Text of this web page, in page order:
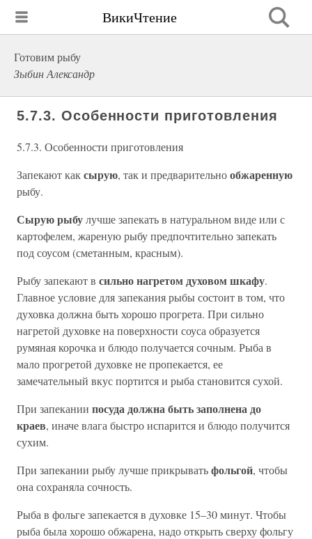
ВикиЧтение
Готовим рыбу
Зыбин Александр
5.7.3. Особенности приготовления
5.7.3. Особенности приготовления
Запекают каксырую, так и предварительнообжаренную
рыбу.
Сырую рыбулучше запекать в натуральном виде или с
картофелем, жареную рыбу предпочтительно запекать
под соусом (сметанным, красным).
Рыбу запекают в сильно нагретом духовом шкафу.
Главное условие для запекания рыбы состоит в том, что
духовка должна быть хорошо прогрета. При сильно
нагретой духовке на поверхности соуса образуется
румяная корочка и блюдо получается сочным. Рыба в
мало прогретой духовке не пропекается, ее
замечательный вкус портится и рыба становится сухой.
При запекании посуда должна быть заполнена до
краев, иначе влага быстро испарится и блюдо получится
сухим.
При запекании рыбу лучше прикрыватьфольгой, чтобы
она сохраняла сочность.
Рыба в фольге запекается в духовке 15–30 минут. Чтобы
рыба была хорошо обжарена, надо открыть сверху фольгу